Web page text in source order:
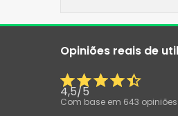
Opiniões reais de
4,5/5
Com base em 643 opiniões